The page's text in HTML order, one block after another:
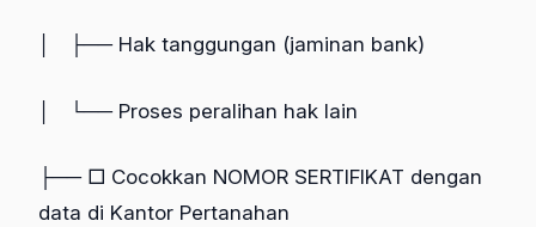
│ ├── Hak tanggungan (jaminan bank)
│ └── Proses peralihan hak lain
├── □ Cocokkan NOMOR SERTIFIKAT dengan
data di Kantor Pertanahan